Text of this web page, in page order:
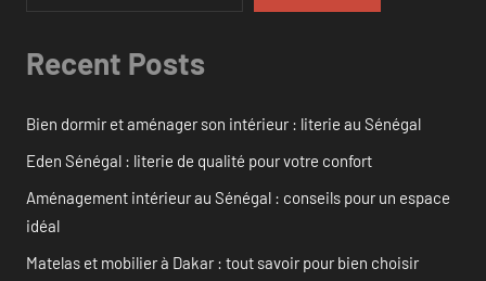
Recent Posts
Bien dormir et aménager son intérieur : literie au Sénégal
Eden Sénégal : literie de qualité pour votre confort
Aménagement intérieur au Sénégal : conseils pour un espace
idéal
Matelas et mobilier à Dakar : tout savoir pour bien choisir